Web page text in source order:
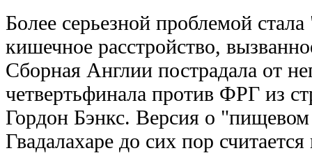
Более серьезной проблемой
кишечное расстройство,
Сборная Англии пострадала от
четвертьфинала против ФРГ из
Гордон Бэнкс. Версия о
Гвадалахаре до сих пор